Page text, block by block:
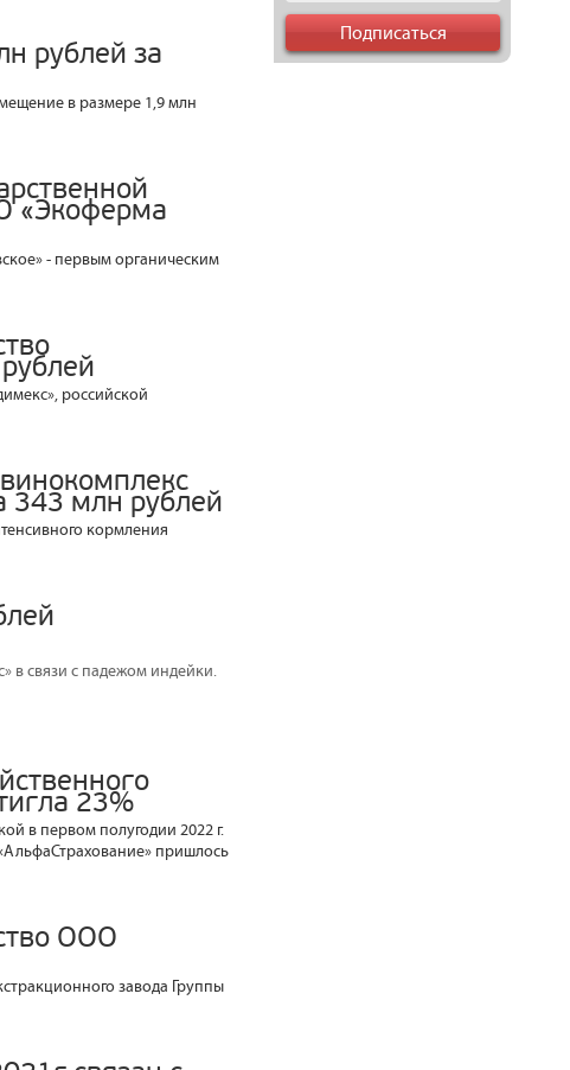
рублей за
в размере 1,9 млн
«Экоферма
- первым органическим
российской
343 млн рублей
кормления
в связи с падежом индейки.
23%
в первом полугодии 2022 г.
пришлось
ООО
завода Группы